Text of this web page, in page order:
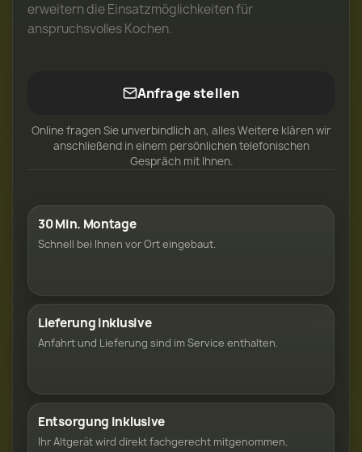
erweitern die Einsatzmöglichkeiten für
anspruchsvolles Kochen.
Anfrage stellen
Online fragen Sie unverbindlich an, alles Weitere klären wir
anschließend in einem persönlichen telefonischen
Gespräch mit Ihnen.
30 Min. Montage
Schnell bei Ihnen vor Ort eingebaut.
Lieferung inklusive
Anfahrt und Lieferung sind im Service enthalten.
Entsorgung inklusive
Ihr Altgerät wird direkt fachgerecht mitgenommen.